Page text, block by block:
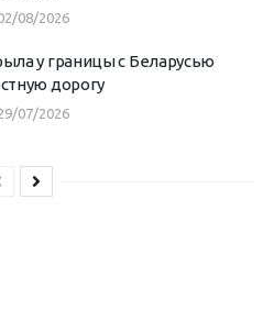
08/2026
у границы с Беларусью
дорогу
07/2026